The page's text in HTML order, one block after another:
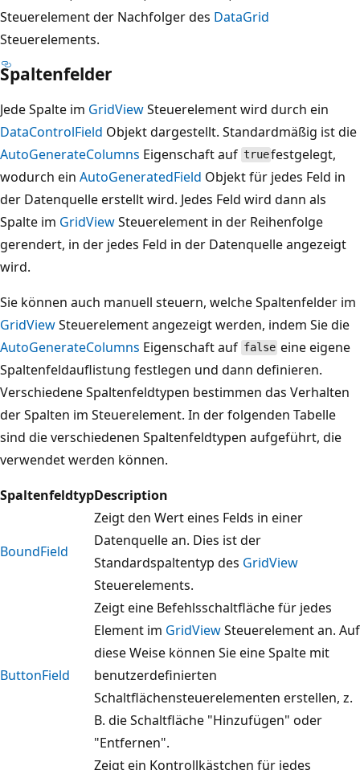
Steuerelement der Nachfolger des DataGrid
Steuerelements.
Spaltenfelder
Jede Spalte im GridViewSteuerelement wird durch ein
DataControlField Objekt dargestellt. Standardmäßig ist die
AutoGenerateColumns Eigenschaft auf truefestgelegt,
wodurch ein AutoGeneratedField Objekt für jedes Feld in
der Datenquelle erstellt wird. Jedes Feld wird dann als
Spalte im GridViewSteuerelement in der Reihenfolge
gerendert, in der jedes Feld in der Datenquelle angezeigt
wird.
Sie können auch manuell steuern, welche Spaltenfelder im
GridViewSteuerelement angezeigt werden, indem Sie die
AutoGenerateColumns Eigenschaft auf false eine eigene
Spaltenfeldauflistung festlegen und dann definieren.
Verschiedene Spaltenfeldtypen bestimmen das Verhalten
der Spalten im Steuerelement. In der folgenden Tabelle
sind die verschiedenen Spaltenfeldtypen aufgeführt, die
verwendet werden können.
SpaltenfeldtypDescription
BoundField
Zeigt den Wert eines Felds in einer
Datenquelle an. Dies ist der
Standardspaltentyp des GridView
Steuerelements.
ButtonField
Zeigt eine Befehlsschaltfläche für jedes
Element im GridViewSteuerelement an. Auf
diese Weise können Sie eine Spalte mit
benutzerdefinierten
Schaltflächensteuerelementen erstellen, z.
B. die Schaltfläche "Hinzufügen" oder
"Entfernen".
Zeigt ein Kontrollkästchen für jedes